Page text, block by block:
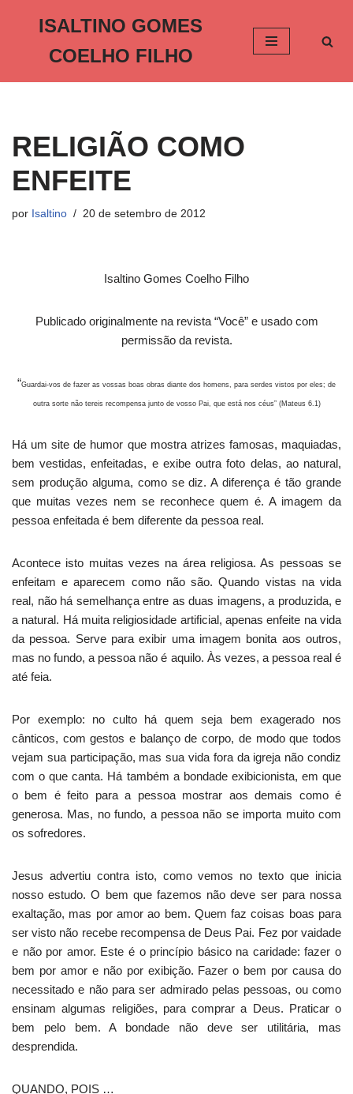
o
ISALTINO GOMES
COELHO FILHO
RELIGIÃO COMO
ENFEITE
por Isaltino 20 de setembro de 2012
Isaltino Gomes Coelho Filho
Publicado originalmente na revista “Você” e usado com
permissão da revista.
“Guardai-vos de fazer as vossas boas obras diante dos homens, para serdes vistos por eles; de
outra sorte não tereis recompensa junto de vosso Pai, que está nos céus” (Mateus 6.1)
Há um site de humor que mostra atrizes famosas, maquiadas,
bem vestidas, enfeitadas, e exibe outra foto delas, ao natural,
sem produção alguma, como se diz. A diferença é tão grande
que muitas vezes nem se reconhece quem é. A imagem da
pessoa enfeitada é bem diferente da pessoa real.
Acontece isto muitas vezes na área religiosa. As pessoas se
enfeitam e aparecem como não são. Quando vistas na vida
real, não há semelhança entre as duas imagens, a produzida, e
a natural. Há muita religiosidade artificial, apenas enfeite na vida
da pessoa. Serve para exibir uma imagem bonita aos outros,
mas no fundo, a pessoa não é aquilo. Às vezes, a pessoa real é
até feia.
Por exemplo: no culto há quem seja bem exagerado nos
cânticos, com gestos e balanço de corpo, de modo que todos
vejam sua participação, mas sua vida fora da igreja não condiz
com o que canta. Há também a bondade exibicionista, em que
o bem é feito para a pessoa mostrar aos demais como é
generosa. Mas, no fundo, a pessoa não se importa muito com
os sofredores.
Jesus advertiu contra isto, como vemos no texto que inicia
nosso estudo. O bem que fazemos não deve ser para nossa
exaltação, mas por amor ao bem. Quem faz coisas boas para
ser visto não recebe recompensa de Deus Pai. Fez por vaidade
e não por amor. Este é o princípio básico na caridade: fazer o
bem por amor e não por exibição. Fazer o bem por causa do
necessitado e não para ser admirado pelas pessoas, ou como
ensinam algumas religiões, para comprar a Deus. Praticar o
bem pelo bem. A bondade não deve ser utilitária, mas
desprendida.
QUANDO, POIS …